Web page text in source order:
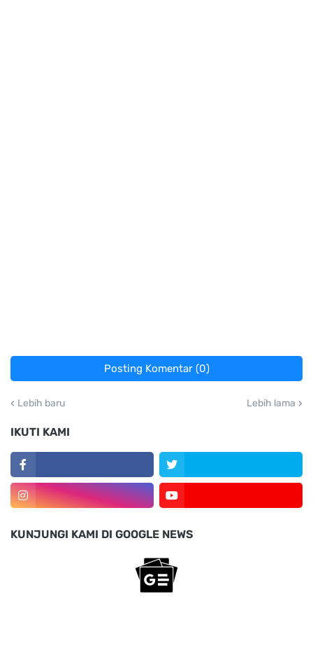
Posting Komentar (0)
Lebih baru Lebih lama
IKUTI KAMI
KUNJUNGI KAMI DI GOOGLE NEWS